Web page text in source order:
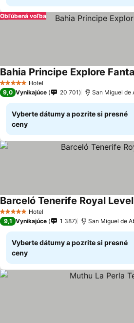
Obľúbená voľba
5 Počet hviezdičiek
Hotel
Bahia Principe Explore
9,0 Vynikajúce 20 701 San Miguel de
Vyberte dátumy a pozrite si presné
ceny
5 Počet hviezdičiek
Hotel
Barceló Tenerife Royal Level
9,1 Vynikajúce 1 387 San Miguel de
Vyberte dátumy a pozrite si presné
ceny